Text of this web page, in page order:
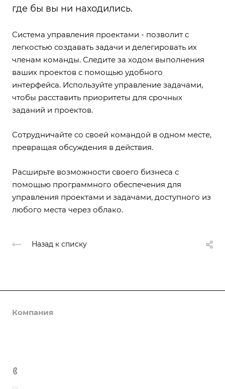
где бы вы ни находились.
Система управления проектами - позволит с
легкостью создавать задачи и делегировать их
членам команды. Следите за ходом выполнения
ваших проектов с помощью удобного
интерфейса. Используйте управление задачами,
чтобы расставить приоритеты для срочных
заданий и проектов.
Сотрудничайте со своей командой в одном месте,
превращая обсуждения в действия.
Расширьте возможности своего бизнеса с
помощью программного обеспечения для
управления проектами и задачами, доступного из
любого места через облако.
Назад к списку
Компания
Подбор оборудования